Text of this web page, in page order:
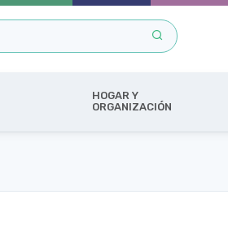
HOGAR Y
ORGANIZACIÓN